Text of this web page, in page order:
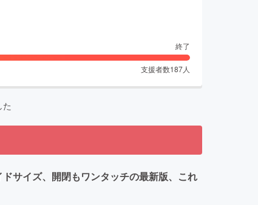
終了
支援者数187人
サイズ、開閉もワンタッチの最新版、これ